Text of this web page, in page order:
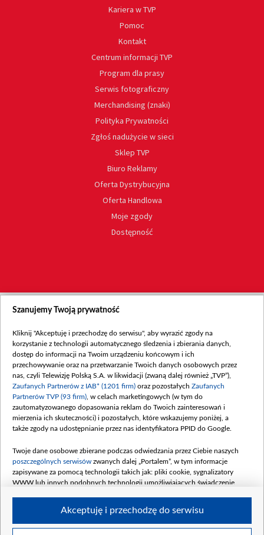
Kariera w TVP
Pomoc
Kontakt
Centrum informacji TVP
Program dla prasy
Serwis fotograficzny
Merchandising (znaki)
Polityka Prywatności
Zgłoś nadużycie w sieci
Sklep TVP
Biuro Reklamy
Oferta Dystrybucyjna
Oferta Handlowa
Moje zgody
Dostępność
Szanujemy Twoją prywatność
Kliknij "Akceptuję i przechodzę do serwisu", aby wyrazić zgody na
korzystanie z technologii automatycznego śledzenia i zbierania danych,
dostęp do informacji na Twoim urządzeniu końcowym i ich
przechowywanie oraz na przetwarzanie Twoich danych osobowych przez
nas, czyli Telewizję Polską S.A. w likwidacji (zwaną dalej również „TVP”),
Zaufanych Partnerów z IAB* (1201 firm) oraz pozostałych Zaufanych
Partnerów TVP (93 firm) , w celach marketingowych (w tym do
zautomatyzowanego dopasowania reklam do Twoich zainteresowań i
mierzenia ich skuteczności) i pozostałych, które wskazujemy poniżej, a
także zgody na udostępnianie przez nas identyfikatora PPID do Google.
Twoje dane osobowe zbierane podczas odwiedzania przez Ciebie naszych
poszczególnych serwisów zwanych dalej „Portalem”, w tym informacje
zapisywane za pomocą technologii takich jak: pliki cookie, sygnalizatory
WWW lub innych podobnych technologii umożliwiających świadczenie
Akceptuję i przechodzę do serwisu